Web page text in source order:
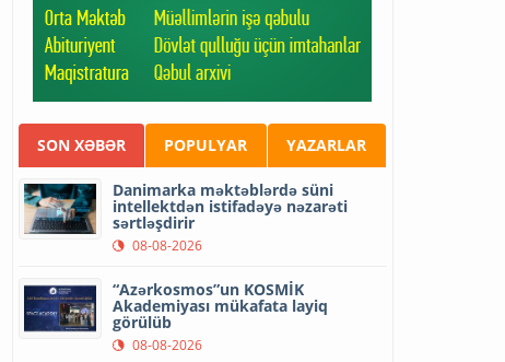
SON XƏBƏR POPULYAR YAZARLAR
Danimarka məktəblərdə süni
intellektdən istifadəyə nəzarəti
sərtləşdirir
08-08-2026
“Azərkosmos”un KOSMİK
Akademiyası mükafata layiq
görülüb
08-08-2026